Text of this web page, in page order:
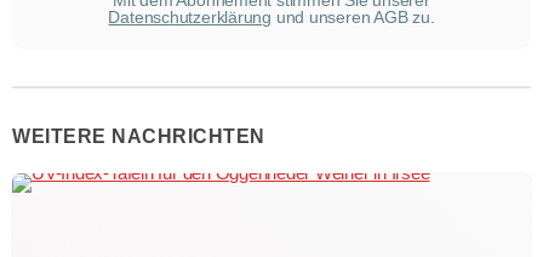
Datenschutzerklärung und unseren AGB zu.
WEITERE NACHRICHTEN